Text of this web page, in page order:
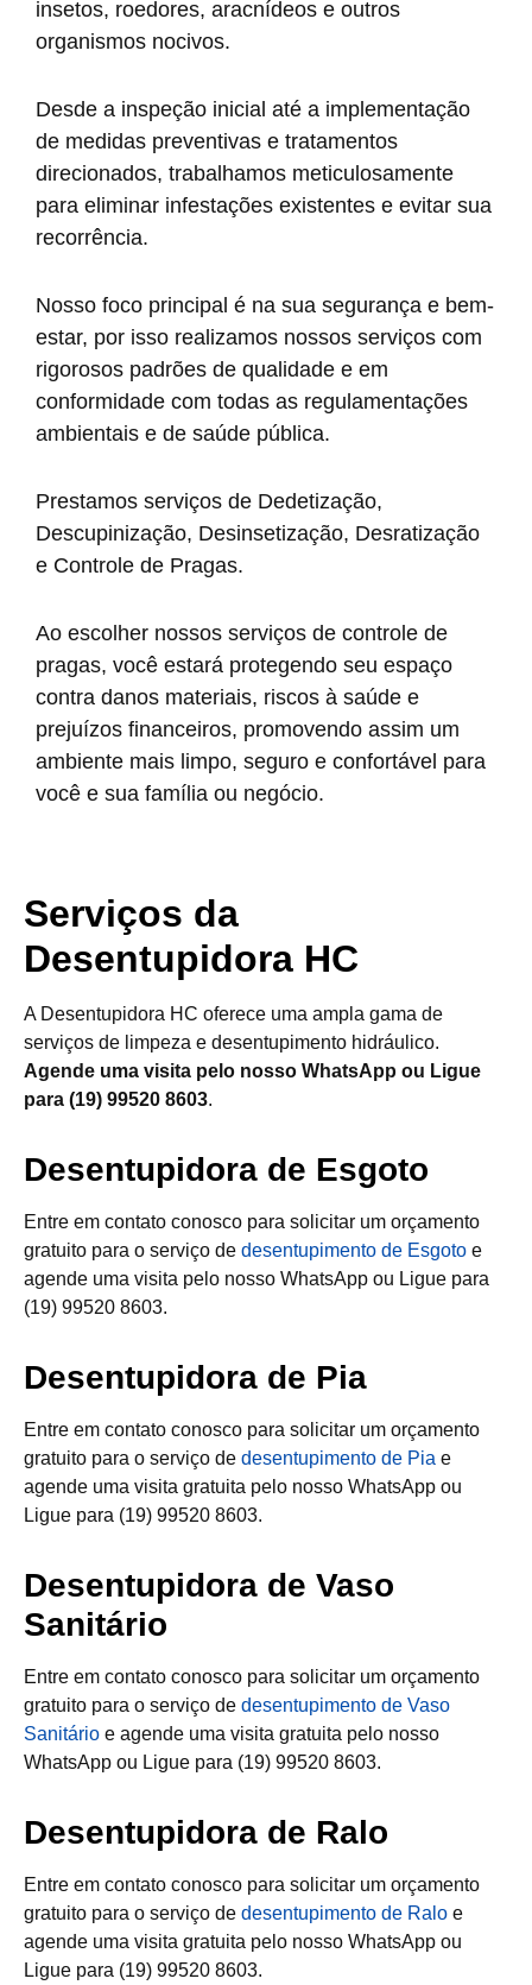
insetos, roedores, aracnídeos e outros
organismos nocivos.
Desde a inspeção inicial até a implementação
de medidas preventivas e tratamentos
direcionados, trabalhamos meticulosamente
para eliminar infestações existentes e evitar sua
recorrência.
Nosso foco principal é na sua segurança e bem-
estar, por isso realizamos nossos serviços com
rigorosos padrões de qualidade e em
conformidade com todas as regulamentações
ambientais e de saúde pública.
Prestamos serviços de Dedetização,
Descupinização, Desinsetização, Desratização
e Controle de Pragas.
Ao escolher nossos serviços de controle de
pragas, você estará protegendo seu espaço
contra danos materiais, riscos à saúde e
prejuízos financeiros, promovendo assim um
ambiente mais limpo, seguro e confortável para
você e sua família ou negócio.
Serviços da
Desentupidora HC
A Desentupidora HC oferece uma ampla gama de
serviços de limpeza e desentupimento hidráulico.
Agende uma visita pelo nosso WhatsApp ou Ligue
para (19) 99520 8603.
Desentupidora de Esgoto
Entre em contato conosco para solicitar um orçamento
gratuito para o serviço de desentupimento de Esgoto e
agende uma visita pelo nosso WhatsApp ou Ligue para
(19) 99520 8603.
Desentupidora de Pia
Entre em contato conosco para solicitar um orçamento
gratuito para o serviço de desentupimento de Pia e
agende uma visita gratuita pelo nosso WhatsApp ou
Ligue para (19) 99520 8603.
Desentupidora de Vaso
Sanitário
Entre em contato conosco para solicitar um orçamento
gratuito para o serviço de desentupimento de Vaso
Sanitário e agende uma visita gratuita pelo nosso
WhatsApp ou Ligue para (19) 99520 8603.
Desentupidora de Ralo
Entre em contato conosco para solicitar um orçamento
gratuito para o serviço de desentupimento de Ralo e
agende uma visita gratuita pelo nosso WhatsApp ou
Ligue para (19) 99520 8603.